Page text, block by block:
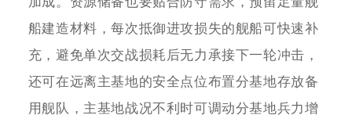
船建造材料，每次抵御进攻损失的舰船可快速补
充，避免单次交战损耗后无力承接下一轮冲击，
还可在远离主基地的安全点位布置分基地存放备
用舰队，主基地战况不利时可调动分基地兵力增